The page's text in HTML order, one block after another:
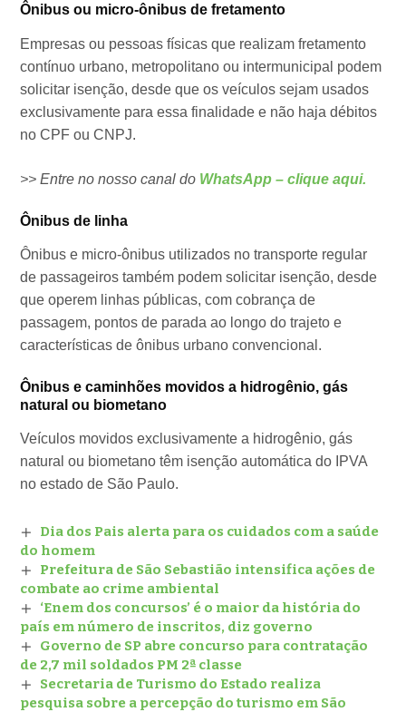
Ônibus ou micro-ônibus de fretamento
Empresas ou pessoas físicas que realizam fretamento
contínuo urbano, metropolitano ou intermunicipal podem
solicitar isenção, desde que os veículos sejam usados
exclusivamente para essa finalidade e não haja débitos
no CPF ou CNPJ.
>> Entre no nosso canal do WhatsApp – clique aqui.
Ônibus de linha
Ônibus e micro-ônibus utilizados no transporte regular
de passageiros também podem solicitar isenção, desde
que operem linhas públicas, com cobrança de
passagem, pontos de parada ao longo do trajeto e
características de ônibus urbano convencional.
Ônibus e caminhões movidos a hidrogênio, gás
natural ou biometano
Veículos movidos exclusivamente a hidrogênio, gás
natural ou biometano têm isenção automática do IPVA
no estado de São Paulo.
Dia dos Pais alerta para os cuidados com a saúde
do homem
Prefeitura de São Sebastião intensifica ações de
combate ao crime ambiental
‘Enem dos concursos’ é o maior da história do
país em número de inscritos, diz governo
Governo de SP abre concurso para contratação
de 2,7 mil soldados PM 2ª classe
Secretaria de Turismo do Estado realiza
pesquisa sobre a percepção do turismo em São